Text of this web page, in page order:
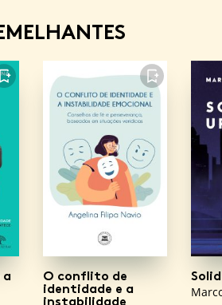
a
FAVORITO
O conflito de
identidade e a
instabilidade